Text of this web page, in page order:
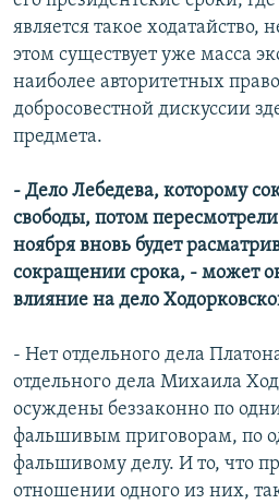
является такое ходатайство,
этом существует уже масса
наиболее авторитетных
добросовестной дискуссии
предмета.
- Дело Лебедева, которому
свободы, потом
ноября вновь будет
сокращении срока, - может
влияние на дело
- Нет отдельного дела
отдельного дела Михаила
осуждены беззаконно по
фальшивым приговорам, по
фальшивому делу. И то, что
отношении одного из них,